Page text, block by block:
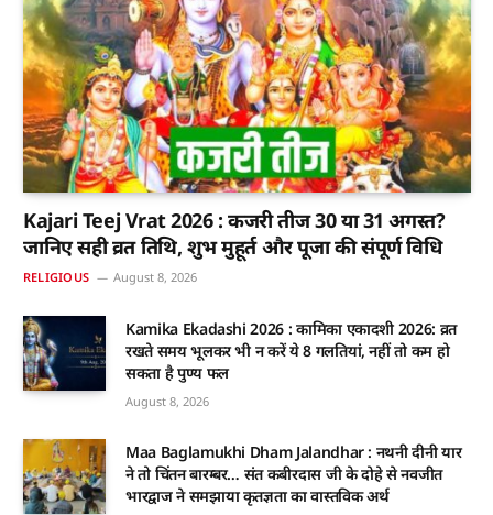
Kajari Teej Vrat 2026 : कजरी तीज 30 या 31 अगस्त?
जानिए सही व्रत तिथि, शुभ मुहूर्त और पूजा की संपूर्ण विधि
RELIGIOUS August 8, 2026
Kamika Ekadashi 2026 : कामिका एकादशी 2026: व्रत
रखते समय भूलकर भी न करें ये 8 गलतियां, नहीं तो कम हो
सकता है पुण्य फल
August 8, 2026
Maa Baglamukhi Dham Jalandhar : नथनी दीनी यार
ने तो चिंतन बारम्बर… संत कबीरदास जी के दोहे से नवजीत
भारद्वाज ने समझाया कृतज्ञता का वास्तविक अर्थ